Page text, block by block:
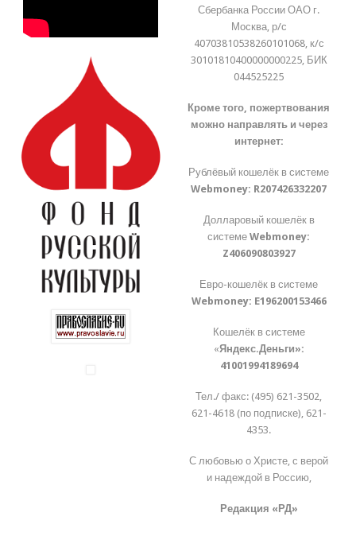
Сбербанка России ОАО г.
Москва, р/с
40703810538260101068, к/с
30101810400000000225, БИК
044525225
Кроме того, пожертвования
можно направлять и через
интернет:
Рублёвый кошелёк в системе
Webmoney: R207426332207
Долларовый кошелёк в
системеWebmoney:
Z406090803927
Евро-кошелёк в системе
Webmoney: E196200153466
Кошелёк в системе
«Яндекс.Деньги»:
41001994189694
Тел./ факс: (495) 621-3502,
621-4618 (по подписке), 621-
4353.
С любовью о Христе, с верой
и надеждой в Россию,
Редакция «РД»